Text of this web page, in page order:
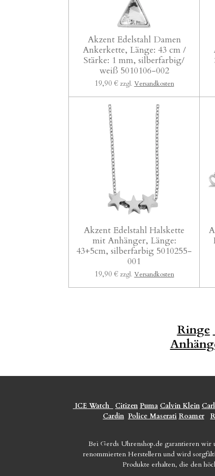
Akzent Edelstahl Damen
Ankerkette, Länge: 43 cm /
Stärke: 1 mm, silberfarbig/
weiß 5010106-002
19,90 € zzgl. Versandkosten
Akzent Edelstahl Halskette
mit Anhänger, Länge:
43+5cm, silberfarbig 5010255-
001
19,90 € zzgl. Versandkosten
Ringe
ICE Watch Citizen Puma Calvin Klein
Cardin Police Maserati Roamer
Bei Gerds Uhrenshop.de garantieren wir
renommierten Herstellern und wird
Produkte erhalten, die den